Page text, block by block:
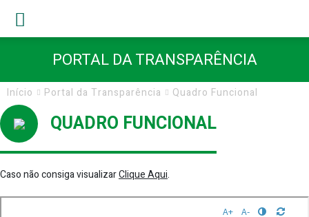
PORTAL DA TRANSPARÊNCIA
Início Portal da Transparência Quadro Funcional
QUADRO FUNCIONAL
Caso não consiga visualizarClique Aqui.